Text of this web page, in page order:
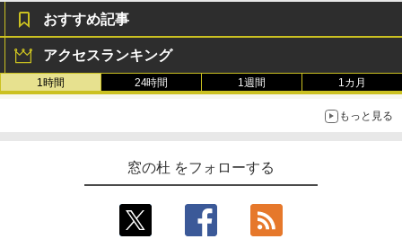
おすすめ記事
アクセスランキング
1時間 24時間 1週間 1カ月
もっと見る
窓の杜 をフォローする